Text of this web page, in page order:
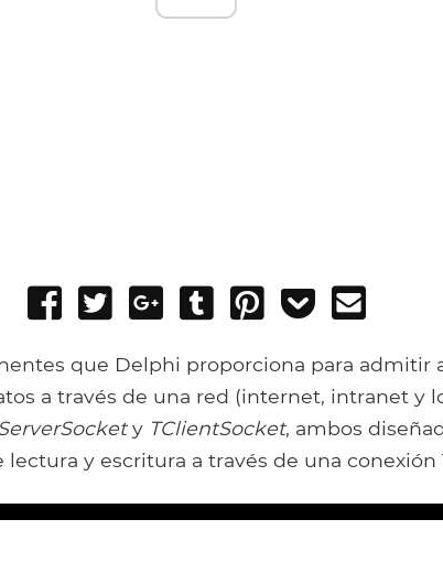
Share
Facebook
Tweet
Share
Google+
Post
Tumblr
Pin
Add
Pocket
que Delphi proporciona para admitir
a través de una red (internet, intranet y
y TClientSocket, ambos
y escritura a través de una conexión